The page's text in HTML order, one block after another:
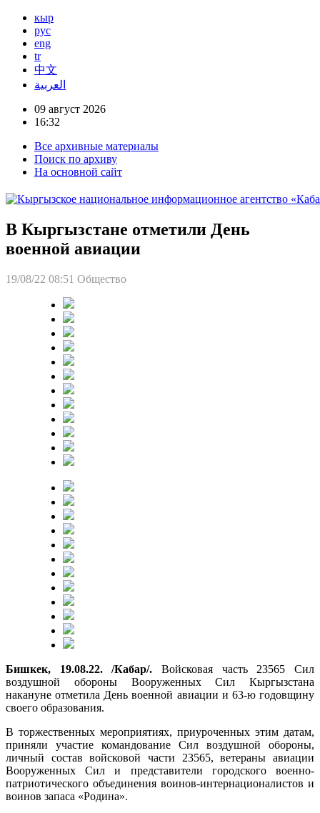
кыр
рус
eng
tr
中文
العربية
09 август 2026
16:32
Все архивные материалы
Поиск по архиву
На основной сайт
В Кыргызстане отметили День
военной авиации
19/08/22 08:51 Общество
Бишкек, 19.08.22. /Кабар/. Войсковая часть 23565 Сил
воздушной обороны Вооруженных Сил Кыргызстана
накануне отметила День военной авиации и 63-ю годовщину
своего образования.
В торжественных мероприятиях, приуроченных этим датам,
приняли участие командование Сил воздушной обороны,
личный состав войсковой части 23565, ветераны авиации
Вооруженных Сил и представители городского военно-
патриотического объединения воинов-интернационалистов и
воинов запаса «Родина».